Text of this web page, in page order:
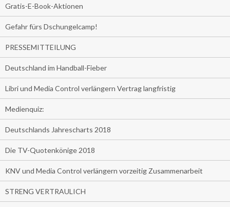
Gratis-E-Book-Aktionen
Gefahr fürs Dschungelcamp!
PRESSEMITTEILUNG
Deutschland im Handball-Fieber
Libri und Media Control verlängern Vertrag langfristig
Medienquiz:
Deutschlands Jahrescharts 2018
Die TV-Quotenkönige 2018
KNV und Media Control verlängern vorzeitig Zusammenarbeit
STRENG VERTRAULICH